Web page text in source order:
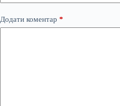
Додати коментар *